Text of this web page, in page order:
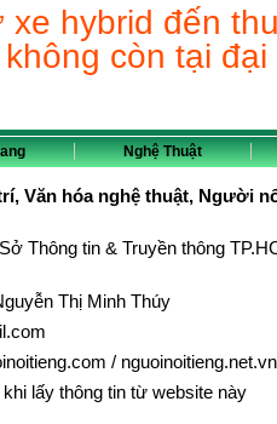
xe hybrid đến
còn tại đại
Nghệ Thuật
Văn hóa nghệ thuật, Người
Thông tin & Truyền thông
Thị Minh Thúy
/ nguoinoitieng.net.vn
khi lấy thông tin từ website này